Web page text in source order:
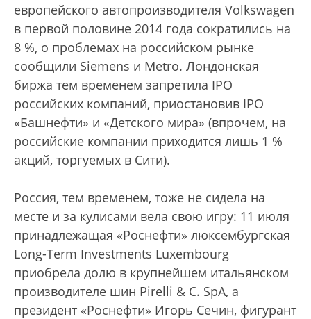
европейского автопроизводителя Volkswagen
в первой половине 2014 года сократились на
8 %, о проблемах на российском рынке
сообщили Siemens и Metro. Лондонская
биржа тем временем запретила IPO
российских компаний, приостановив IPO
«Башнефти» и «Детского мира» (впрочем, на
российские компании приходится лишь 1 %
акций, торгуемых в Сити).
Россия, тем временем, тоже не сидела на
месте и за кулисами вела свою игру: 11 июля
принадлежащая «Роснефти» люксембургская
Long-Term Investments Luxembourg
приобрела долю в крупнейшем итальянском
производителе шин Pirelli & C. SpA, а
президент «Роснефти» Игорь Сечин, фигурант